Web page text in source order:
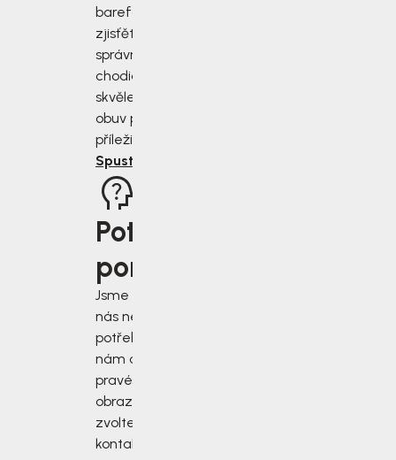
barefoot bot
zjisťěte jak
správně změřit
chodidla a vybrat
skvěle padnoucí
obuv pro každou
příležitost.
Spustit rádce
Potřebujete
poradit?
Jsme tu pro vás, když
nás nejvíce
potřebujete. Napište
nám do chatu v
pravém dolním rohu
obrazovky, nebo
zvolte jiný druh
kontaktu.